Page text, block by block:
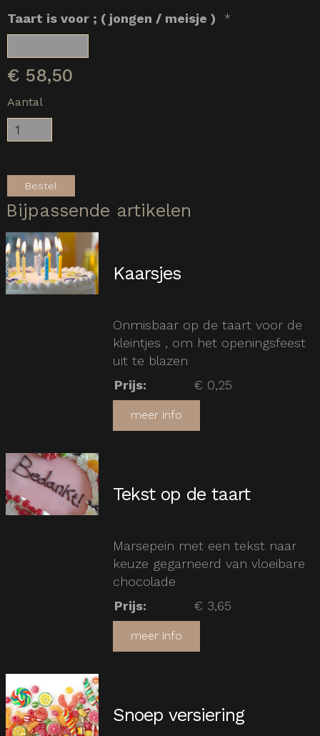
Taart is voor ; ( jongen / meisje ) *
€ 58,50
Aantal
Bestel
Bijpassende artikelen
Kaarsjes
Onmisbaar op de taart voor de
kleintjes , om het openingsfeest
uit te blazen
Prijs: € 0,25
meer info
Tekst op de taart
Marsepein met een tekst naar
keuze gegarneerd van vloeibare
chocolade
Prijs: € 3,65
meer info
Snoep versiering